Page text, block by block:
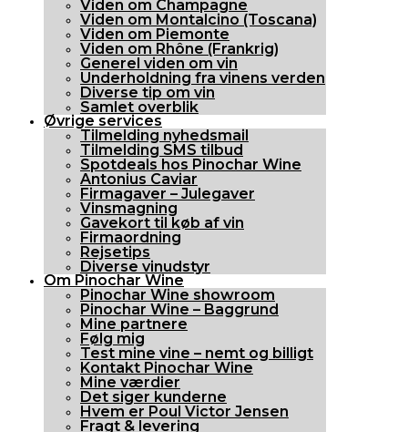
Viden om Champagne
Viden om Montalcino (Toscana)
Viden om Piemonte
Viden om Rhône (Frankrig)
Generel viden om vin
Underholdning fra vinens verden
Diverse tip om vin
Samlet overblik
Øvrige services
Tilmelding nyhedsmail
Tilmelding SMS tilbud
Spotdeals hos Pinochar Wine
Antonius Caviar
Firmagaver – Julegaver
Vinsmagning
Gavekort til køb af vin
Firmaordning
Rejsetips
Diverse vinudstyr
Om Pinochar Wine
Pinochar Wine showroom
Pinochar Wine – Baggrund
Mine partnere
Følg mig
Test mine vine – nemt og billigt
Kontakt Pinochar Wine
Mine værdier
Det siger kunderne
Hvem er Poul Victor Jensen
Fragt & levering